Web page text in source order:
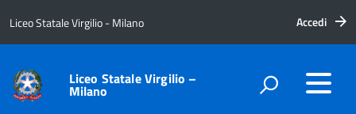
Liceo Statale Virgilio - Milano Accedi
Liceo Statale Virgilio –
Milano